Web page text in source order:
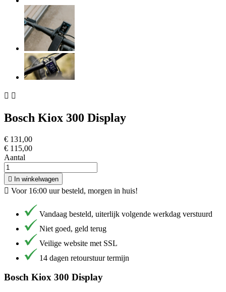
 
Bosch Kiox 300 Display
€ 131,00
€ 115,00
Aantal
 In winkelwagen
 Voor 16:00 uur besteld, morgen in huis!
Vandaag besteld, uiterlijk volgende werkdag verstuurd
Niet goed, geld terug
Veilige website met SSL
14 dagen retourstuur termijn
Bosch Kiox 300 Display